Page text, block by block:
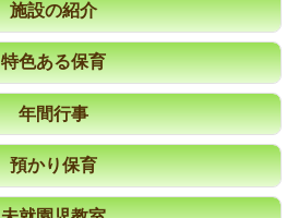
施設の紹介
特色ある保育
年間行事
預かり保育